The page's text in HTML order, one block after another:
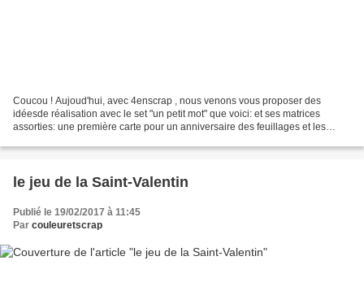
Coucou ! Aujoud'hui, avec 4enscrap , nous venons vous proposer des
idéesde réalisation avec le set "un petit mot" que voici: et ses matrices
assorties: une première carte pour un anniversaire des feuillages et les
le jeu de la Saint-Valentin
Publié le 19/02/2017 à 11:45
Par couleuretscrap